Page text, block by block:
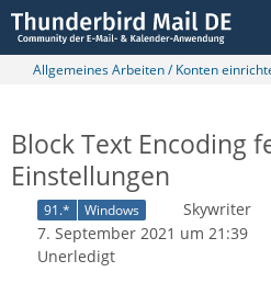
Allgemeines Arbeiten / Konten
Block Text Encoding
Einstellungen
91.* Windows
Skywriter
7. September 2021 um 21:39
Unerledigt